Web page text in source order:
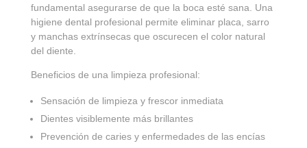
fundamental asegurarse de que la boca esté sana. Una
higiene dental profesional permite eliminar placa, sarro
y manchas extrínsecas que oscurecen el color natural
del diente.
Beneficios de una limpieza profesional:
Sensación de limpieza y frescor inmediata
Dientes visiblemente más brillantes
Prevención de caries y enfermedades de las encías